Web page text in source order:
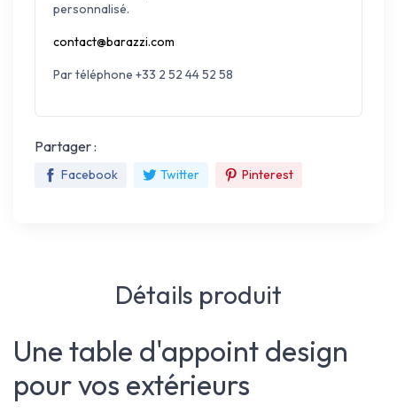
personnalisé.
contact@barazzi.com
Par téléphone +33 2 52 44 52 58
Partager :
Facebook Twitter Pinterest
Détails produit
Une table d'appoint design
pour vos extérieurs